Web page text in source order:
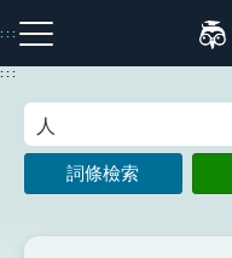
到
主
:::
注音索引圖示 筆畫
:::
詞條檢索